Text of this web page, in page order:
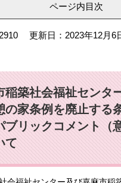
ページ内目次
更新日：2023年12月6
稲築社会福祉センタ
の家条例を廃止する
ブリックコメント（
て